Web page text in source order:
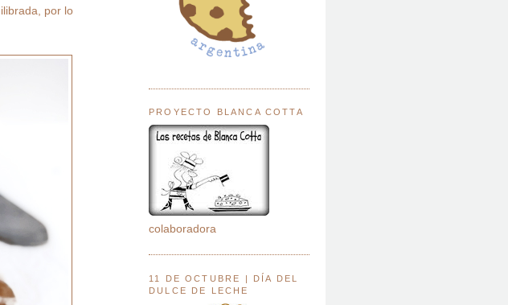
por lo
PROYECTO BLANCA COTTA
colaboradora
11 DE OCTUBRE | DÍA DEL
DULCE DE LECHE